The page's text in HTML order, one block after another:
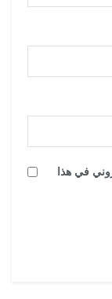
في هذا